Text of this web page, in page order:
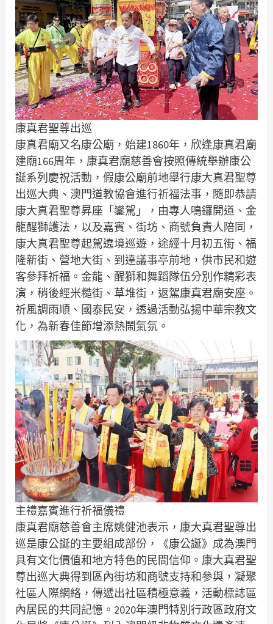
康真君聖尊出巡
康真君廟又名康公廟，始建1860年，欣逢康真君廟
建廟166周年，康真君廟慈善會按照傳統舉辦康公
誕系列慶祝活動，假康公廟前地舉行康大真君聖尊
出巡大典、澳門道教協會進行祈福法事，隨即恭請
康大真君聖尊昇座「鑾駕」，由專人鳴鑼開道、金
龍醒獅護法，以及嘉賓、街坊、商號負責人陪同，
康大真君聖尊起駕遶境巡遊，途經十月初五街、福
隆新街、營地大街、到達議事亭前地，供市民和遊
客參拜祈福。金龍、醒獅和舞蹈隊伍分別作精彩表
演，稍後經米糙街、草堆街，返駕康真君廟安座。
祈風調雨順、國泰民安，透過活動弘揚中華宗教文
化，為新春佳節增添熱鬧氣氛。
主禮嘉賓進行祈福儀禮
康真君廟慈善會主席姚健池表示，康大真君聖尊出
巡是康公誕的主要組成部份，《康公誕》成為澳門
具有文化價值和地方特色的民間信仰。康大真君聖
尊出巡大典得到區內街坊和商號支持和參與，凝聚
社區人際網絡，傳遞出社區積極意義，活動標誌區
內居民的共同記憶。2020年澳門特別行政區政府文